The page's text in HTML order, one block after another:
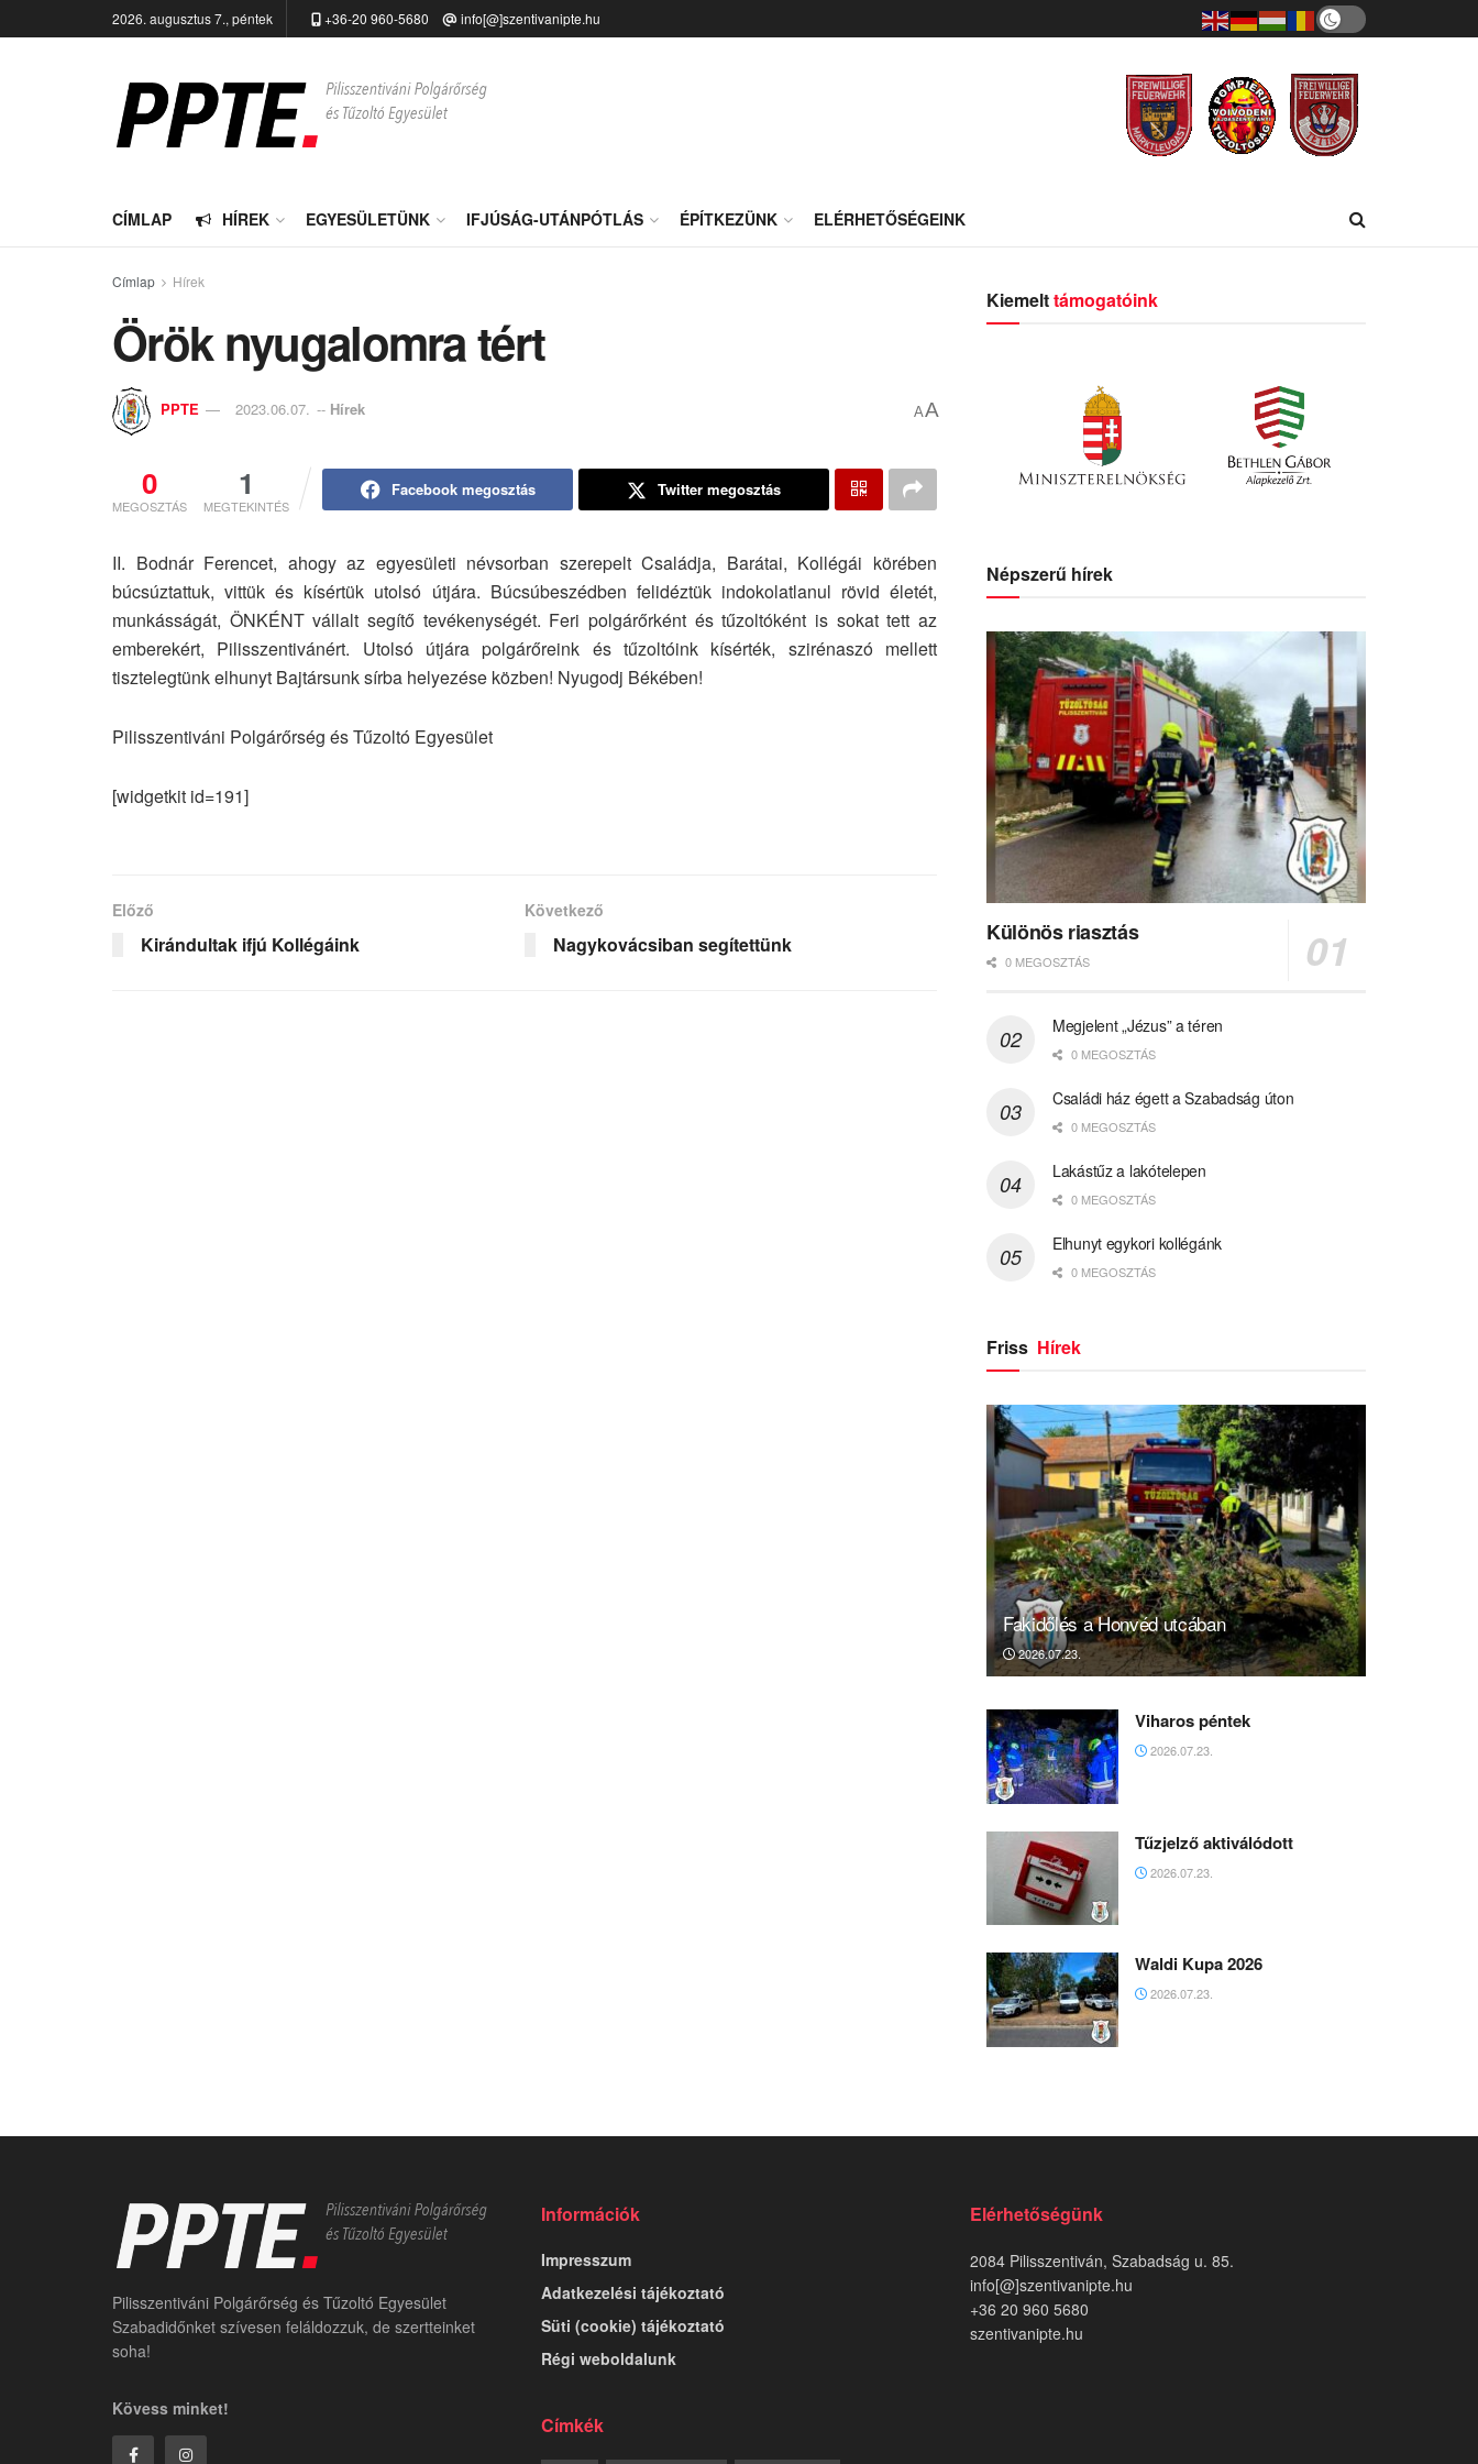
2026. augusztus 7., péntek +36-20 960-5680 info[@]szentivanipte.hu
CÍMLAP HÍREK EGYESÜLETÜNK IFJÚSÁG-UTÁNPÓTLÁS ÉPÍTKEZÜNK ELÉRHETŐSÉGEINK
Címlap Hírek
Örök nyugalomra tért
PPTE 2023.06.07. -- Hírek AA
0
MEGOSZTÁS
1
MEGTEKINTÉS
Facebook megosztás Twitter megosztás
II. Bodnár Ferencet, ahogy az egyesületi névsorban szerepelt Családja, Barátai, Kollégái körében
búcsúztattuk, vittük és kísértük utolsó útjára. Búcsúbeszédben felidéztük indokolatlanul rövid életét,
munkásságát, ÖNKÉNT vállalt segítő tevékenységét. Feri polgárőrként és tűzoltóként is sokat tett az
emberekért, Pilisszentivánért. Utolsó útjára polgárőreink és tűzoltóink kísérték, szirénaszó mellett
tisztelegtünk elhunyt Bajtársunk sírba helyezése közben! Nyugodj Békében!
Pilisszentiváni Polgárőrség és Tűzoltó Egyesület
[widgetkit id=191]
Előző
Kirándultak ifjú Kollégáink
Következő
Nagykovácsiban segítettünk
Kiemelttámogatóink
Népszerű hírek
Különös riasztás
0 MEGOSZTÁS
Megjelent „Jézus” a téren
0 MEGOSZTÁS
Családi ház égett a Szabadság úton
0 MEGOSZTÁS
Lakástűz a lakótelepen
0 MEGOSZTÁS
Elhunyt egykori kollégánk
0 MEGOSZTÁS
Friss Hírek
Fakidőlés a Honvéd utcában
2026.07.23.
Viharos péntek
2026.07.23.
Tűzjelző aktiválódott
2026.07.23.
Waldi Kupa 2026
2026.07.23.
Pilisszentiváni Polgárőrség és Tűzoltó Egyesület
Szabadidőnket szívesen feláldozzuk, de szertteinket
soha!
Kövess minket!
Információk
Impresszum
Adatkezelési tájékoztató
Süti (cookie) tájékoztató
Régi weboldalunk
Címkék
Elérhetőségünk
2084 Pilisszentiván, Szabadság u. 85.
info[@]szentivanipte.hu
+36 20 960 5680
szentivanipte.hu